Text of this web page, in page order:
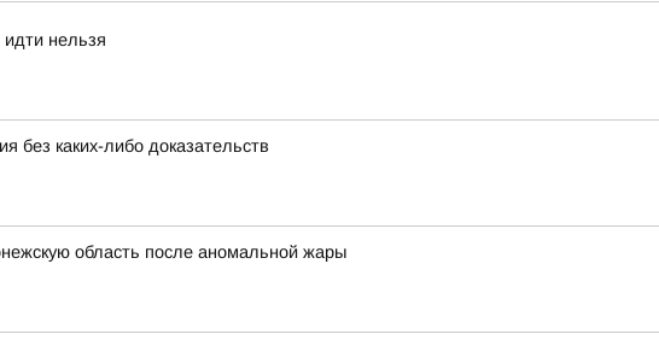
нельзя
без каких-либо доказательств
область после аномальной жары